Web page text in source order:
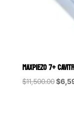
MAXPIEZO 7+
$11,500.00$